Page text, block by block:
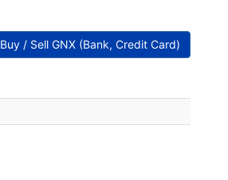
Buy / Sell GNX (Bank, Credit Card)